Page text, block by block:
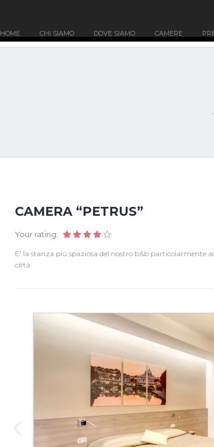
HOME
CHI SIAMO DOVE SIAMO CAMERE
CAMERA “PETRUS”
Your rating:
E' la stanza più spaziosa del nostro b&b particolarmente
città